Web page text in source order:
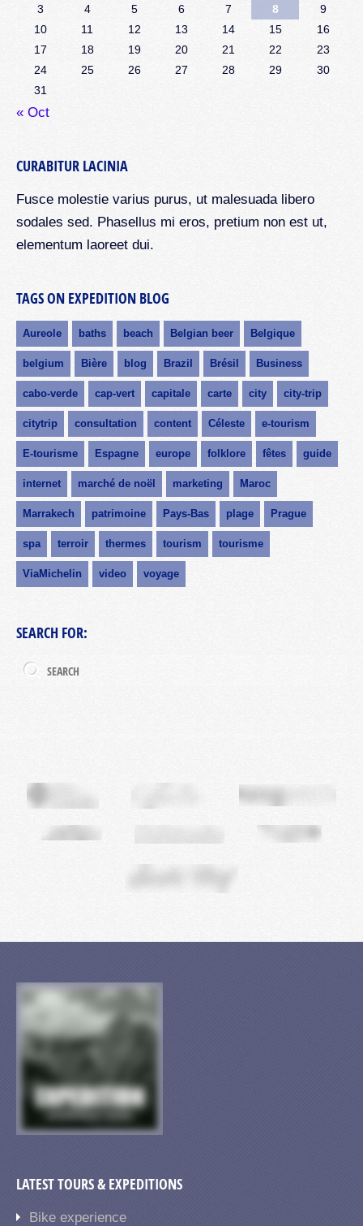
3 4 5 6 7 8
9
10
11 12 13 14 15
16
17
18 19 20 21 22
23
24
25 26 27 28 29
30
31
« Oct
CURABITUR LACINIA
Fusce molestie varius purus, ut malesuada libero
sodales sed. Phasellus mi eros, pretium non est ut,
elementum laoreet dui.
TAGS ON EXPEDITION BLOG
Aureole baths beach Belgian beer Belgique
belgium Bière blog Brazil Brésil Business
cabo-verde cap-vert capitale carte city city-trip
citytrip consultation content Céleste e-tourism
E-tourisme Espagne europe folklore fêtes guide
internet marché de noël marketing Maroc
Marrakech patrimoine Pays-Bas plage Prague
spa terroir thermes tourism tourisme
ViaMichelin video voyage
SEARCH FOR:
LATEST TOURS & EXPEDITIONS
Bike experience